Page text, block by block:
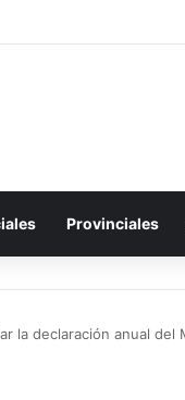
Provinciales
la declaración anual del